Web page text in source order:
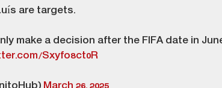
are targets.
make a decision after the FIFA date in
Sxyfo8ct0R